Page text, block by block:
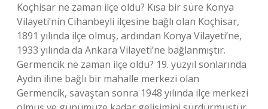
Koçhisar ne zaman ilçe oldu? Kısa bir süre Konya
Vilayeti’nin Cihanbeyli ilçesine bağlı olan Koçhisar,
1891 yılında ilçe olmuş, ardından Konya Vilayeti’ne,
1933 yılında da Ankara Vilayeti’ne bağlanmıştır.
Germencik ne zaman ilçe oldu? 19. yüzyıl sonlarında
Aydın iline bağlı bir mahalle merkezi olan
Germencik, savaştan sonra 1948 yılında ilçe merkezi